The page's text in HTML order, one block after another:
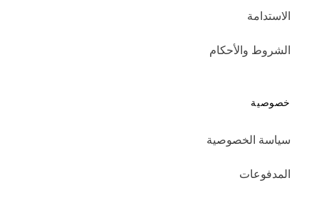
الاستدامة
الشروط والأحكام
خصوصية
سياسة الخصوصية
المدفوعات